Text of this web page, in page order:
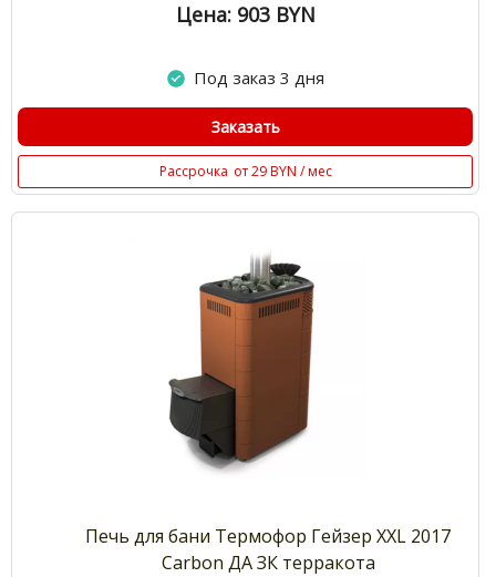
Цена: 903 BYN
Под заказ 3 дня
Заказать
Рассрочка от 29 BYN / мес
Печь для бани Термофор Гейзер XXL 2017
Carbon ДА ЗК терракота